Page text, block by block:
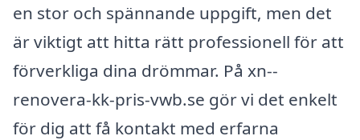
en stor och spännande uppgift, men det
är viktigt att hitta rätt professionell för att
förverkliga dina drömmar. På xn--
renovera-kk-pris-vwb.se gör vi det enkelt
för dig att få kontakt med erfarna